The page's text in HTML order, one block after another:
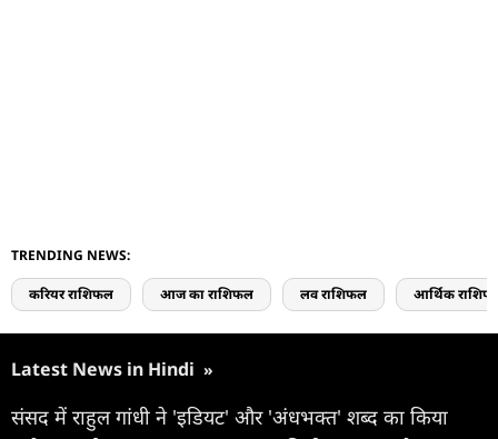
TRENDING NEWS:
करियर राशिफल आज का राशिफल लव राशिफल आर्थिक
Latest News in Hindi »
संसद में राहुल गांधी ने 'इडियट' और 'अंधभक्त' शब्द का किया